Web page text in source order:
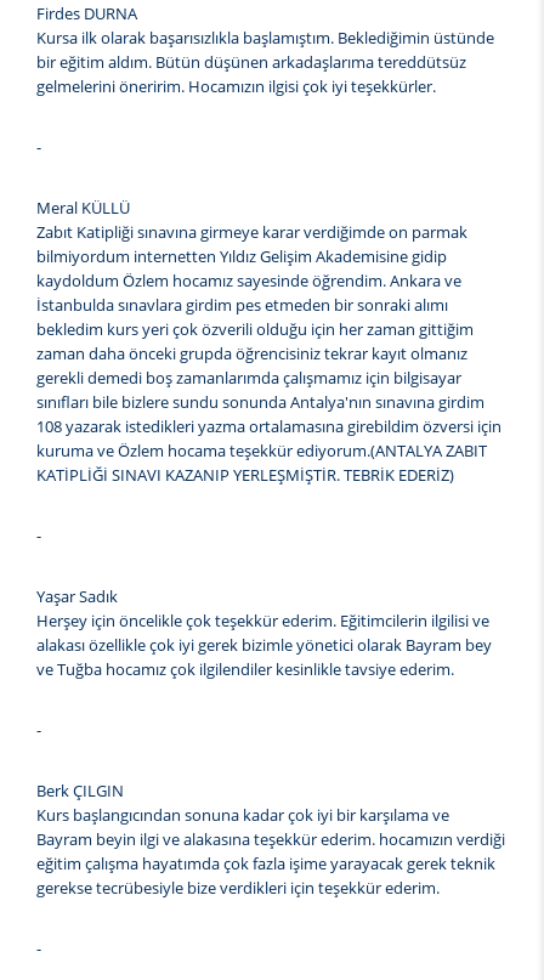
Firdes DURNA
Kursa ilk olarak başarısızlıkla başlamıştım. Beklediğimin üstünde
bir eğitim aldım. Bütün düşünen arkadaşlarıma tereddütsüz
gelmelerini öneririm. Hocamızın ilgisi çok iyi teşekkürler.
-
Meral KÜLLÜ
Zabıt Katipliği sınavına girmeye karar verdiğimde on parmak
bilmiyordum internetten Yıldız Gelişim Akademisine gidip
kaydoldum Özlem hocamız sayesinde öğrendim. Ankara ve
İstanbulda sınavlara girdim pes etmeden bir sonraki alımı
bekledim kurs yeri çok özverili olduğu için her zaman gittiğim
zaman daha önceki grupda öğrencisiniz tekrar kayıt olmanız
gerekli demedi boş zamanlarımda çalışmamız için bilgisayar
sınıfları bile bizlere sundu sonunda Antalya'nın sınavına girdim
108 yazarak istedikleri yazma ortalamasına girebildim özversi için
kuruma ve Özlem hocama teşekkür ediyorum.(ANTALYA ZABIT
KATİPLİĞİ SINAVI KAZANIP YERLEŞMİŞTİR. TEBRİK EDERİZ)
-
Yaşar Sadık
Herşey için öncelikle çok teşekkür ederim. Eğitimcilerin ilgilisi ve
alakası özellikle çok iyi gerek bizimle yönetici olarak Bayram bey
ve Tuğba hocamız çok ilgilendiler kesinlikle tavsiye ederim.
-
Berk ÇILGIN
Kurs başlangıcından sonuna kadar çok iyi bir karşılama ve
Bayram beyin ilgi ve alakasına teşekkür ederim. hocamızın verdiği
eğitim çalışma hayatımda çok fazla işime yarayacak gerek teknik
gerekse tecrübesiyle bize verdikleri için teşekkür ederim.
-